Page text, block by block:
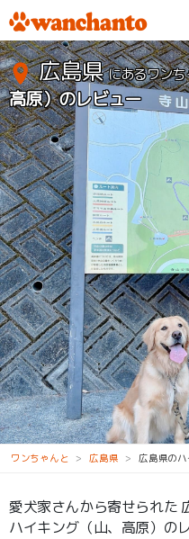
広島県にあるワン
高原）のレビュー
ワンちゃんと 広島県 広島県のハ
愛犬家さんから寄せられた
ハイキング（山、高原）の